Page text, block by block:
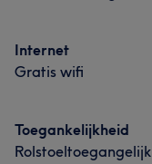
Internet
Gratis wifi
Toegankelijkheid
Rolstoeltoegangelijk